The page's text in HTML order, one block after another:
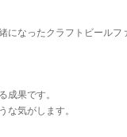
になったクラフトビール
成果です。
な気がします。